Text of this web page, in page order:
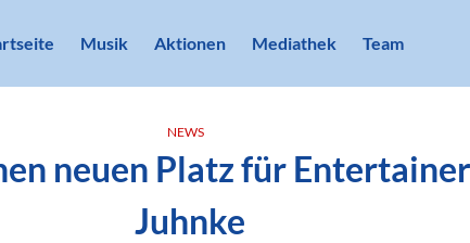
Musik Aktionen Mediathek Team
NEWS
neuen Platz für
Juhnke